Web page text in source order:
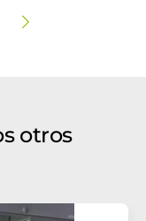
otros